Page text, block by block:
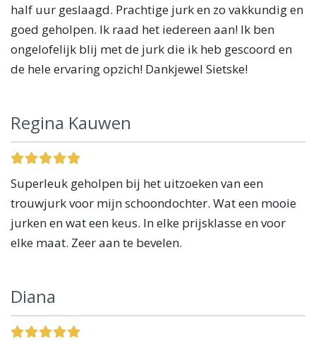
half uur geslaagd. Prachtige jurk en zo vakkundig en
goed geholpen. Ik raad het iedereen aan! Ik ben
ongelofelijk blij met de jurk die ik heb gescoord en
de hele ervaring opzich! Dankjewel Sietske!
Regina Kauwen
Superleuk geholpen bij het uitzoeken van een
trouwjurk voor mijn schoondochter. Wat een mooie
jurken en wat een keus. In elke prijsklasse en voor
elke maat. Zeer aan te bevelen.
Diana